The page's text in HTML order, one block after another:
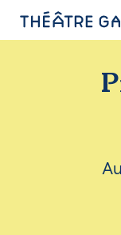
INFOS
AVEC
LES